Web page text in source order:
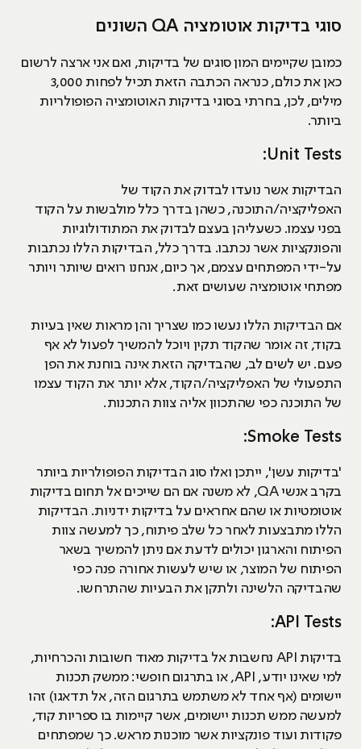
סוגי בדיקות אוטומציה QA השונים
כמובן שקיימים המון סוגים של בדיקות, ואם אני ארצה לרשום
כאן את כולם, כנראה הכתבה הזאת תכיל לפחות 3,000
מילים, לכן, בחרתי בסוגי בדיקות האוטומציה הפופולריות
ביותר.
Unit Tests:
הבדיקות אשר נועדו לבדוק את הקוד של
האפליקציה/התוכנה, כשהן בדרך כלל מולבשות על הקוד
בפני עצמו. כשעליהן בעצם לבדוק את המתודולוגיות
והפונקציות אשר נכתבו. בדרך כלל, הבדיקות הללו נכתבות
על-ידי המפתחים עצמם, אך כיום, אנחנו רואים שיותר ויותר
מפתחי אוטומציה שעושים זאת.
אם הבדיקות הללו נעשו כמו שצריך והן מראות שאין בעיות
בקוד, זה אומר שהקוד תקין ויוכל להמשיך לפעול לא אף
פעם. יש לשים לב, שהבדיקה הזאת אינה בוחנת את הפן
התפעולי של האפליקציה/הקוד, אלא יותר את הקוד עצמו
של התוכנה כפי שהתכוון אליה צוות התכנות.
Smoke Tests:
'בדיקות עשן', ייתכן ואלו סוג הבדיקות הפופולריות ביותר
בקרב אנשי QA, לא משנה אם הם שייכים אל תחום בדיקות
אוטומטיות או שהם אחראים על בדיקות ידניות. הבדיקות
הללו מתבצעות לאחר כל שלב פיתוח, כך למעשה צוות
הפיתוח והארגון יכולים לדעת אם ניתן להמשיך בשאר
הפיתוח של המוצר, או שיש לעשות אחורה פנה כפי
שהבדיקה הלשינה ולתקן את הבעיות שהתרחשו.
API Tests:
בדיקות API נחשבות אל בדיקות מאוד חשובות והכרחיות,
למי שאינו יודע, API, או בתרגום חופשי: ממשק תכנות
יישומים (אף אחד לא משתמש בתרגום הזה, אל תדאגו) זהו
למעשה ממש תכנות יישומים, אשר קיימות בו ספריות קוד,
פקודות ועוד פונקציות אשר מוכנות מראש. כך שמפתחים